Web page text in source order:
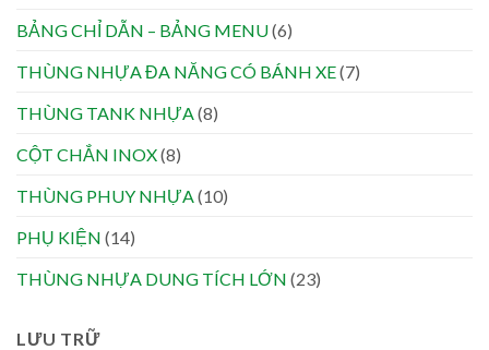
BẢNG CHỈ DẪN – BẢNG MENU(6)
THÙNG NHỰA ĐA NĂNG CÓ BÁNH XE(7)
THÙNG TANK NHỰA (8)
CỘT CHẮN INOX(8)
THÙNG PHUY NHỰA (10)
PHỤ KIỆN (14)
THÙNG NHỰA DUNG TÍCH LỚN (23)
LƯU TRỮ